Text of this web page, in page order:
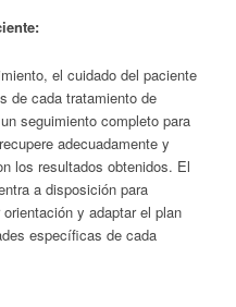
el cuidado del paciente
de cada tratamiento de
seguimiento completo para
adecuadamente y
los resultados obtenidos. El
a disposición para
y adaptar el plan
específicas de cada